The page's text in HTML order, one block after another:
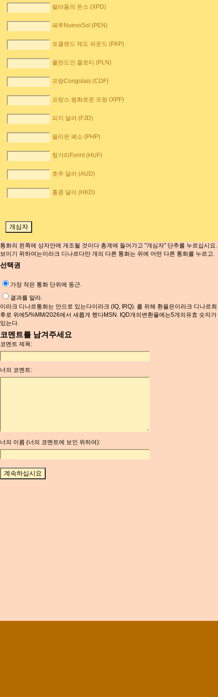
팔라듐의 온스 (XPD)
페루NuevoSol (PEN)
포클랜드 제도 파운드 (FKP)
폴란드인 즐로티 (PLN)
프랑Congolais (CDF)
프랑스 평화로운 프랑 (XPF)
피지 달러 (FJD)
필리핀 페소 (PHP)
헝가리Forint (HUF)
호주 달러 (AUD)
홍콩 달러 (HKD)
통화의 왼쪽에 상자안에 개조될 것이다 총계에 들어가고 "개심자" 단추를 누르십시요.
보이기 위하여는이라크 디나르다만 개의 다른 통화는 위에 어떤 다른 통화를 누르고.
선택권
가장 작은 통화 단위에 둥근.
결과를 말라.
이라크 디나르통화는 안으로 있는다이라크 (IQ, IRQ). 를 위해 환율은이라크 디나르최
후로 위에5/%MM/2026에서 새롭게 했다MSN. IQD개의변환율에는5개의유효 숫자가
있는다.
코멘트를 남겨주세요
코멘트 제목:
너의 코멘트:
너의 이름 (너의 코멘트에 보인 위하여):